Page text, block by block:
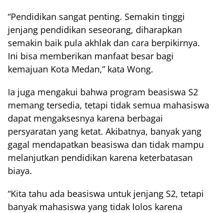
“Pendidikan sangat penting. Semakin tinggi
jenjang pendidikan seseorang, diharapkan
semakin baik pula akhlak dan cara berpikirnya.
Ini bisa memberikan manfaat besar bagi
kemajuan Kota Medan,” kata Wong.
Ia juga mengakui bahwa program beasiswa S2
memang tersedia, tetapi tidak semua mahasiswa
dapat mengaksesnya karena berbagai
persyaratan yang ketat. Akibatnya, banyak yang
gagal mendapatkan beasiswa dan tidak mampu
melanjutkan pendidikan karena keterbatasan
biaya.
“Kita tahu ada beasiswa untuk jenjang S2, tetapi
banyak mahasiswa yang tidak lolos karena